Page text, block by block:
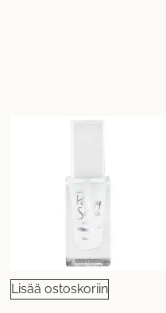
Lisää ostoskoriin